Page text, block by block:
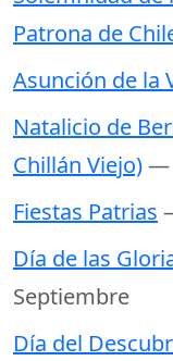
Patrona de
Asunción de la
Natalicio de
Chillán Viejo)—
Fiestas Patrias
Día de las
Septiembre
Día del